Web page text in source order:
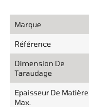
Marque
Référence
Dimension De
Taraudage
Epaisseur De Matière
Max.